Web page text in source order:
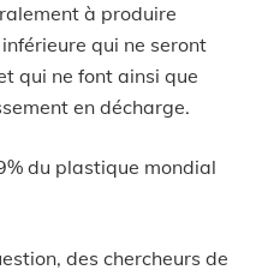
à produire
qui ne seront
qui ne font ainsi que
en décharge.
du plastique mondial
des chercheurs de